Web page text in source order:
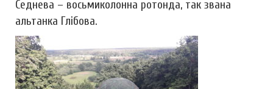
Седнева – восьмиколонна ротонда, так звана
альтанка Глібова.